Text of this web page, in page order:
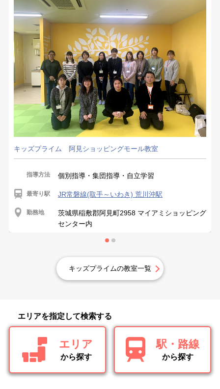
キッズプライム 阿見ショッピングモール教室
指導方法 個別指導・集団指導・自立学習
最寄り駅 JR常磐線(取手～いわき) 荒川沖駅
勤務地
茨城県稲敷郡阿見町2958 マイアミショッピング
センター内
キッズプライムの教室一覧
エリアを指定して検索する
エリア
から探す
駅・路線
から探す